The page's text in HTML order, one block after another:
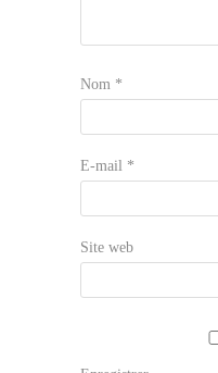
Nom *
E-mail *
Site web